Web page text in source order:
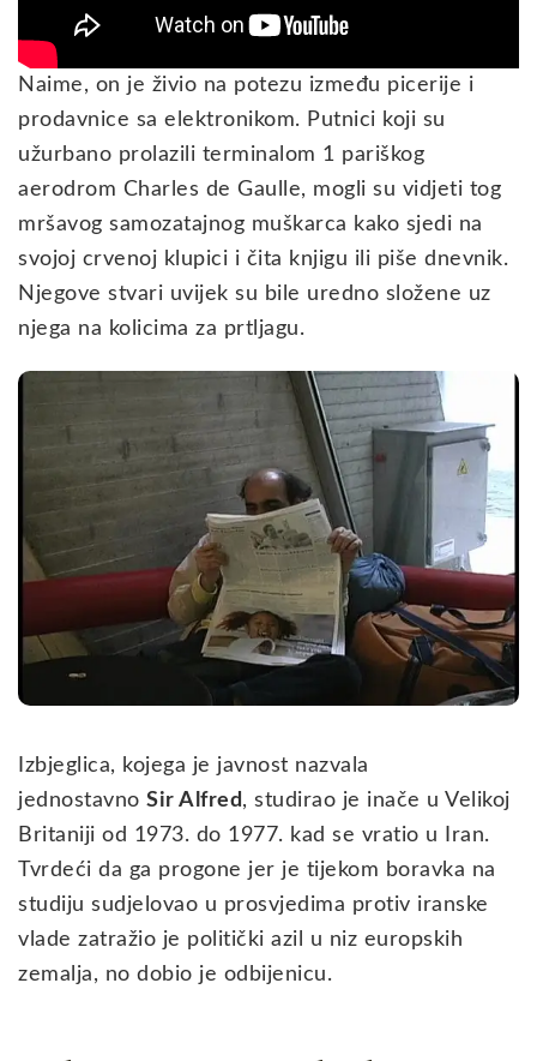
Naime, on je živio na potezu između picerije i
prodavnice sa elektronikom. Putnici koji su
užurbano prolazili terminalom 1 pariškog
aerodrom Charles de Gaulle, mogli su vidjeti tog
mršavog samozatajnog muškarca kako sjedi na
svojoj crvenoj klupici i čita knjigu ili piše dnevnik.
Njegove stvari uvijek su bile uredno složene uz
njega na kolicima za prtljagu.
Izbjeglica, kojega je javnost nazvala
jednostavno Sir Alfred, studirao je inače u Velikoj
Britaniji od 1973. do 1977. kad se vratio u Iran.
Tvrdeći da ga progone jer je tijekom boravka na
studiju sudjelovao u prosvjedima protiv iranske
vlade zatražio je politički azil u niz europskih
zemalja, no dobio je odbijenicu.